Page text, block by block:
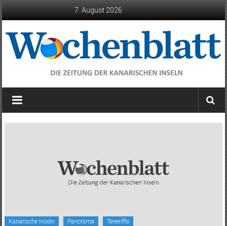
7. August 2026
Wochenblatt
die
Kanarische Inseln Panorama Teneriffa